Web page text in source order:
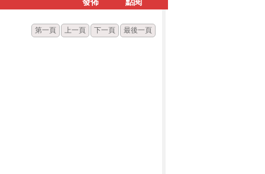
第一頁 上一頁 下一頁 最後一頁